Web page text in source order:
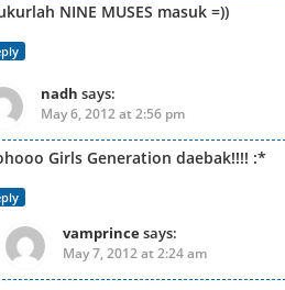
NINE MUSES masuk =))
nadh says:
May 6, 2012 at 2:56 pm
Girls Generation daebak!!!! :*
vamprincesays:
May 7, 2012 at 2:24 am